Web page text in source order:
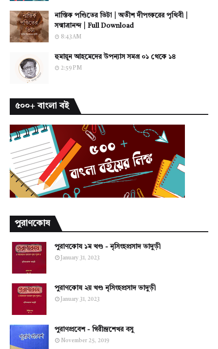
নাস্তিক পণ্ডিতের ভিটা | অতীশ দীপংকরের পৃথিবী |
সন্মাত্রানন্দ | Full Download
8:43 AM
হুমায়ূন আহমেদের উপন্যাস সমগ্র ০১ থেকে ১৪
2:59 PM
৫০০+ বাংলা বই
পুরাণকোষ
পুরাণকোষ ১ম খণ্ড - নৃসিংহপ্রসাদ ভাদুড়ী
January 31, 2023
পুরাণকোষ ২য় খণ্ড নৃসিংহপ্রসাদ ভাদুড়ী
January 31, 2023
পুরাণপ্রবেশ - গিরীন্দ্রশেখর বসু
November 25, 2019